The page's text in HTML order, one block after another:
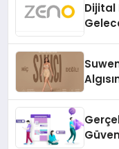
Dijital